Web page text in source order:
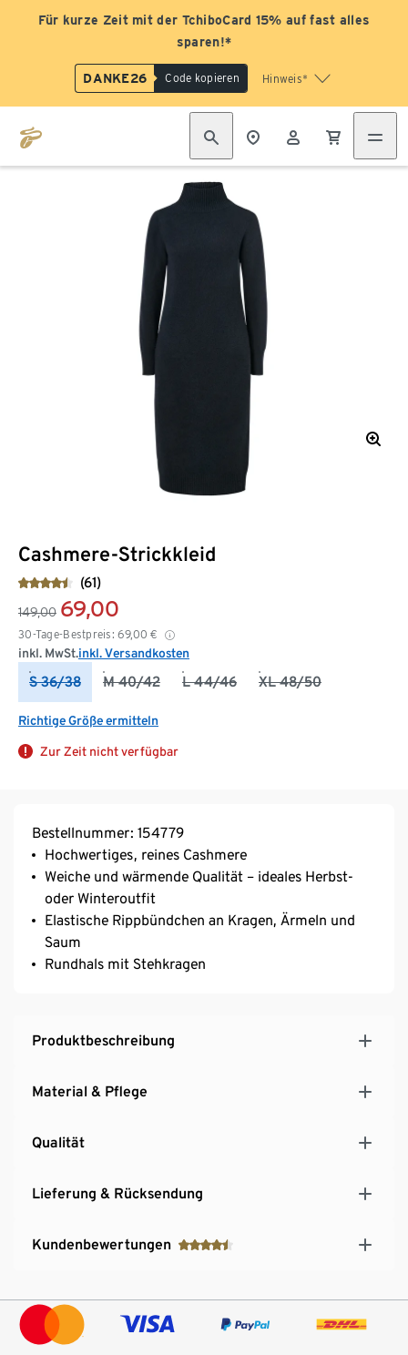
Für kurze Zeit mit der TchiboCard 15% auf fast alles
sparen!*
DANKE26 Code kopieren Hinweis*
Cashmere-Strickkleid
(61)
149,00 69,00
30-Tage-Bestpreis: 69,00 €
inkl. MwSt.inkl. Versandkosten
S 36/38 M 40/42 L 44/46 XL 48/50
Richtige Größe ermitteln
Zur Zeit nicht verfügbar
Bestellnummer: 154779
Hochwertiges, reines Cashmere
Weiche und wärmende Qualität – ideales Herbst-
oder Winteroutfit
Elastische Rippbündchen an Kragen, Ärmeln und
Saum
Rundhals mit Stehkragen
Produktbeschreibung
Material & Pflege
Qualität
Lieferung & Rücksendung
Kundenbewertungen